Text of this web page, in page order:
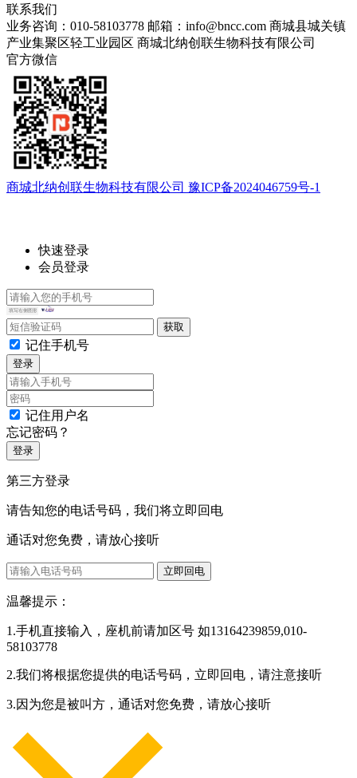
联系我们
业务咨询：010-58103778 邮箱：info@bncc.com 商城县城关镇
产业集聚区轻工业园区 商城北纳创联生物科技有限公司
官方微信
商城北纳创联生物科技有限公司 豫ICP备2024046759号-1
快速登录
会员登录
记住手机号
登录
记住用户名
忘记密码？
登录
第三方登录
请告知您的电话号码，我们将立即回电
通话对您免费，请放心接听
立即回电
温馨提示：
1.手机直接输入，座机前请加区号 如13164239859,010-
58103778
2.我们将根据您提供的电话号码，立即回电，请注意接听
3.因为您是被叫方，通话对您免费，请放心接听